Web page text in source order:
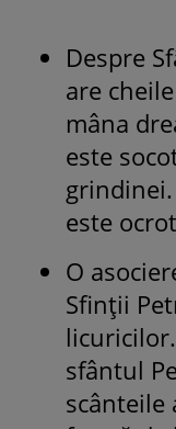
Despre
are
mâna
este
este
O
Sfinţii
sfântul
scânteile